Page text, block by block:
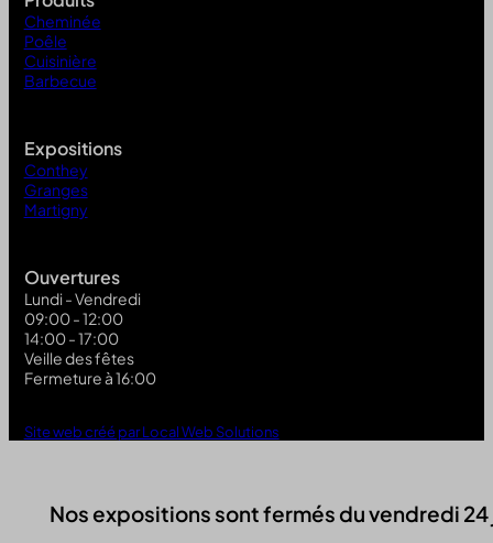
Cheminée
Poêle
Cuisinière
Barbecue
Expositions
Conthey
Granges
Martigny
Ouvertures
Lundi - Vendredi
09:00 - 12:00
14:00 - 17:00
Veille des fêtes
Fermeture à 16:00
Site web créé par Local Web Solutions
Nos expositions sont fermés du vendredi 24